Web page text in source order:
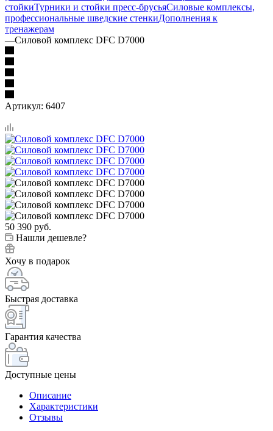
стойкиТурники и стойки пресс-брусьяСиловые комплексы,
профессиональные шведские стенкиДополнения к
тренажерам
—Силовой комплекс DFC D7000
Артикул: 6407
50 390 руб.
Нашли дешевле?
Хочу в подарок
Быстрая доставка
Гарантия качества
Доступные цены
Описание
Характеристики
Отзывы